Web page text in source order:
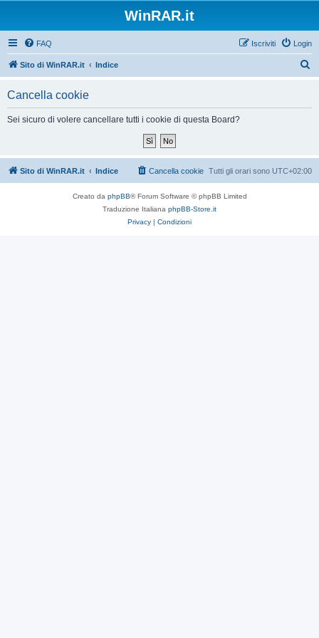
WinRAR.it
FAQ Login
Iscriviti
Sito di WinRAR.it Indice
Cancella cookie
Sei sicuro di volere cancellare tutti i cookie di questa Board?
Sito di WinRAR.it Indice Tutti gli orari sono UTC+02:00
Cancella cookie
Creato da phpBB® Forum Software © phpBB Limited
Traduzione Italiana phpBB-Store.it
Privacy | Condizioni